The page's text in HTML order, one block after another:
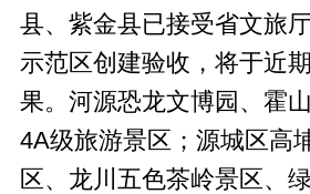
县、紫金县已接受省文旅
示范区创建验收，将于近
果。河源恐龙文博园、霍
4A级旅游景区；源城区高
区、龙川五色茶岭景区、